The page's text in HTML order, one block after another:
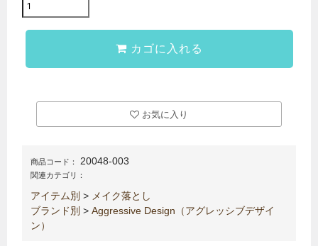
カゴに入れる
お気に入り
商品コード： 20048-003
関連カテゴリ：
アイテム別 > メイク落とし
ブランド別 > Aggressive Design（アグレッシブデザイ
ン）